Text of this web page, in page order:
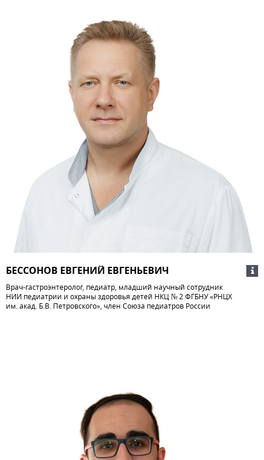
БЕССОНОВ ЕВГЕНИЙ ЕВГЕНЬЕВИЧ
Врач-гастроэнтеролог, педиатр, младший научный сотрудник
НИИ педиатрии и охраны здоровья детей НКЦ № 2 ФГБНУ «РНЦХ
им. акад. Б.В. Петровского», член Союза педиатров России